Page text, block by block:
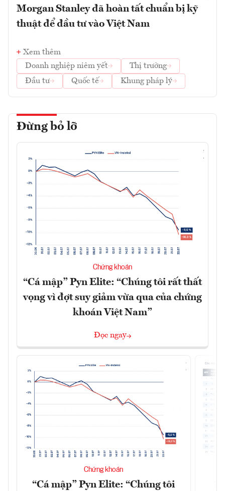
Morgan Stanley đã hoàn tất chuẩn bị kỹ
thuật để đầu tư vào Việt Nam
Xem thêm
Doanh nghiệp niêm yết
Thị trường
Đầu tư
Quốc tế Khung pháp lý
Đừng bỏ lỡ
Chứng khoán
“Cá mập” Pyn Elite: “Chúng tôi rất thất
vọng vì đợt suy giảm vừa qua của chứng
khoán Việt Nam”
Đọc ngay
Chứng khoán
“Cá mập” Pyn Elite: “Chúng tôi